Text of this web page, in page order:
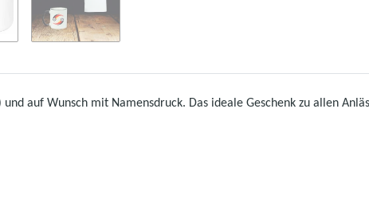
auf Wunsch mit Namensdruck. Das ideale Geschenk zu allen